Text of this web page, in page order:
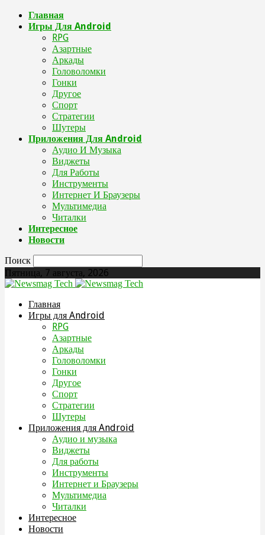
Главная
Игры Для Android
RPG
Азартные
Аркады
Головоломки
Гонки
Другое
Спорт
Стратегии
Шутеры
Приложения Для Android
Аудио И Музыка
Виджеты
Для Работы
Инструменты
Интернет И Браузеры
Мультимедиа
Читалки
Интересное
Новости
Поиск
Пятница, 7 августа, 2026
Главная
Игры для Android
RPG
Азартные
Аркады
Головоломки
Гонки
Другое
Спорт
Стратегии
Шутеры
Приложения для Android
Аудио и музыка
Виджеты
Для работы
Инструменты
Интернет и Браузеры
Мультимедиа
Читалки
Интересное
Новости